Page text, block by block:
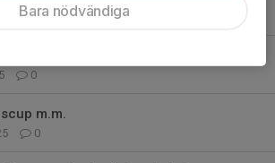
0
0
m.m.
0
Bara nödvändiga